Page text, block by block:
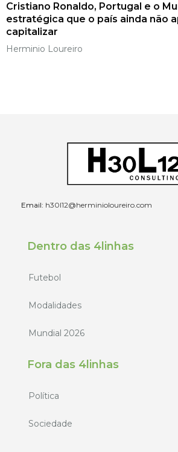
Cristiano Ronaldo, Portugal e o
estratégica que o país ainda não
capitalizar
Herminio Loureiro
Email: h30l12@herminioloureiro.com
Dentro das 4linhas
Futebol
Modalidades
Mundial 2026
Fora das 4linhas
Política
Sociedade